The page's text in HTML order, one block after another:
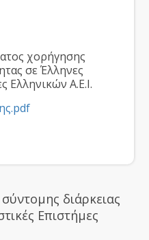
χορήγησης
σε Έλληνες
Ελληνικών Α.Ε.Ι.
διάρκειας
Επιστήμες